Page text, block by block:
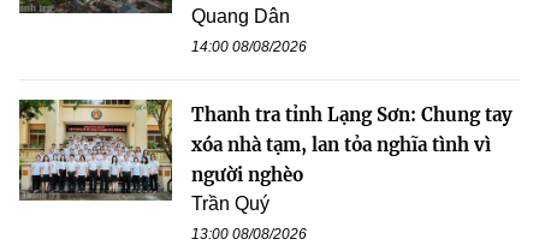
Quang Dân
14:00 08/08/2026
Thanh tra tỉnh Lạng Sơn: Chung tay
xóa nhà tạm, lan tỏa nghĩa tình vì
người nghèo
Trần Quý
13:00 08/08/2026